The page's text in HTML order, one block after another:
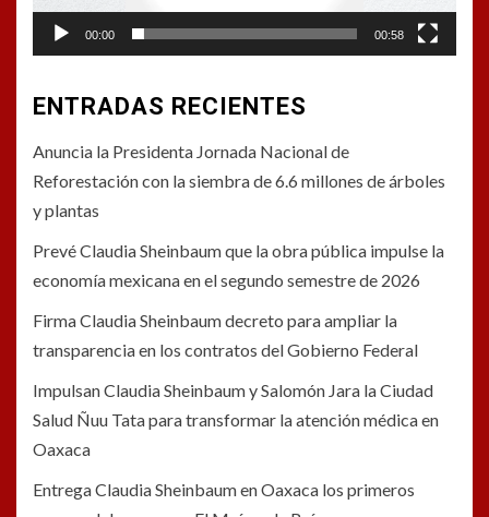
00:00 00:58
ENTRADAS RECIENTES
Anuncia la Presidenta Jornada Nacional de
Reforestación con la siembra de 6.6 millones de árboles
y plantas
Prevé Claudia Sheinbaum que la obra pública impulse la
economía mexicana en el segundo semestre de 2026
Firma Claudia Sheinbaum decreto para ampliar la
transparencia en los contratos del Gobierno Federal
Impulsan Claudia Sheinbaum y Salomón Jara la Ciudad
Salud Ñuu Tata para transformar la atención médica en
Oaxaca
Entrega Claudia Sheinbaum en Oaxaca los primeros